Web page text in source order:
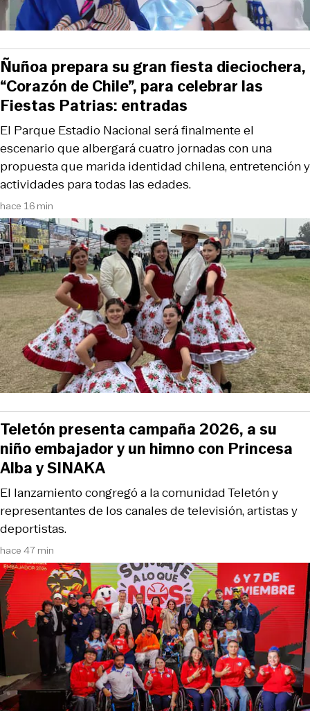
hace 16 min
El Parque Estadio Nacional será finalmente el
escenario que albergará cuatro jornadas con una
propuesta que marida identidad chilena, entretención y
actividades para todas las edades.
Ñuñoa prepara su gran fiesta dieciochera,
“Corazón de Chile”, para celebrar las
Fiestas Patrias: entradas
hace 47 min
El lanzamiento congregó a la comunidad Teletón y
representantes de los canales de televisión, artistas y
deportistas.
Teletón presenta campaña 2026, a su
niño embajador y un himno con Princesa
Alba y SINAKA